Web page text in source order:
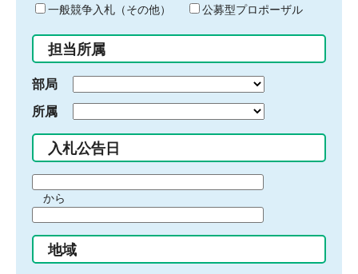
ド
入
力
一般競争入札（その他）
公募型プロポーザル
担当所属
部局
所属
入札公告日
間
始
り
から
間
終
地域